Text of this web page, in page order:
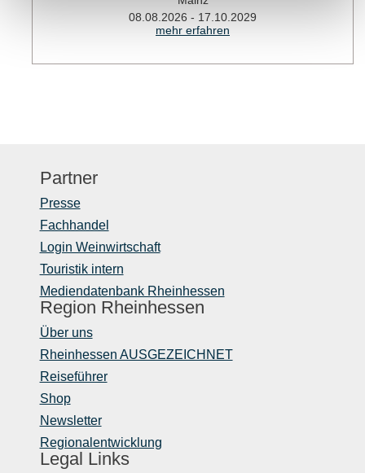
08.08.2026 - 17.10.2029
mehr erfahren
Partner
Presse
Fachhandel
Login Weinwirtschaft
Touristik intern
Mediendatenbank Rheinhessen
Region Rheinhessen
Über uns
Rheinhessen AUSGEZEICHNET
Reiseführer
Shop
Newsletter
Regionalentwicklung
Legal Links